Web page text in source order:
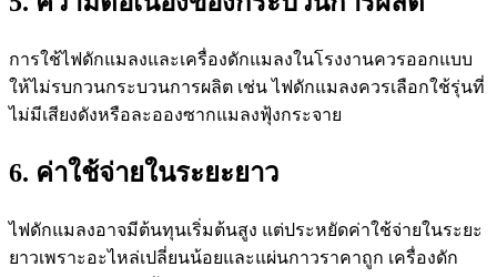
การใช้ไฟดักแมลงและเครื่องดักแมลงในโรงงานควรออกแบบ
ให้ไม่รบกวนกระบวนการผลิต เช่น ไฟดักแมลงควรเลือกใช้รุ่นที่
ไม่มีเสียงดังหรือละอองซากแมลงฟุ้งกระจาย
6. ค่าใช้จ่ายในระยะยาว
ไฟดักแมลงอาจมีต้นทุนเริ่มต้นสูง แต่ประหยัดค่าใช้จ่ายในระยะ
ยาวเพราะอะไหล่เปลี่ยนน้อยและแผ่นกาวราคาถูก เครื่องดัก